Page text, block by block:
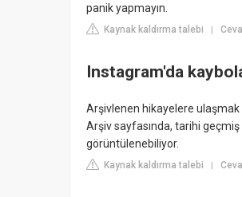
panik yapmayın.
Kaynak kaldırma talebi |
Instagram'da
Arşivlenen hikayelere
Arşiv sayfasında, tarihi
görüntülenebiliyor.
Kaynak kaldırma talebi |